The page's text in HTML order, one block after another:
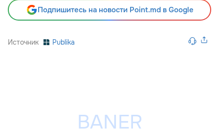
Подпишитесь на новости Point.md в Google
Источник Publika